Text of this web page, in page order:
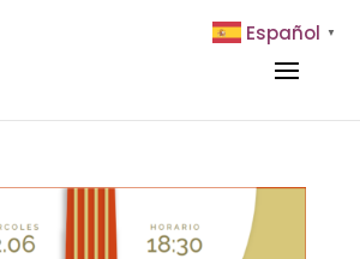
Español ▼